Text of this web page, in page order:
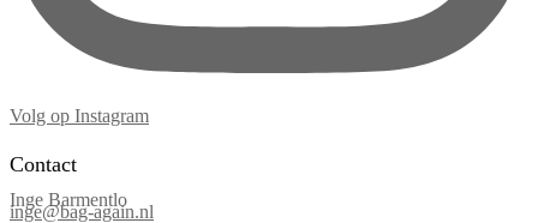
Volg op Instagram
Contact
Inge Barmentlo
inge@bag-again.nl